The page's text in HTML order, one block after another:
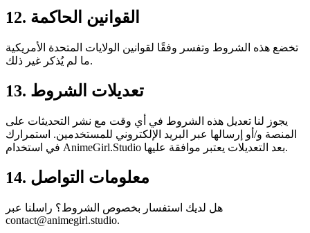
12. القوانين الحاكمة
تخضع هذه الشروط وتفسر وفقًا لقوانين الولايات المتحدة الأمريكية
ما لم يُذكر غير ذلك.
13. تعديلات الشروط
يجوز لنا تعديل هذه الشروط في أي وقت مع نشر التحديثات على
المنصة و/أو إرسالها عبر البريد الإلكتروني للمستخدمين. استمرارك
في استخدام AnimeGirl.Studio بعد التعديلات يعتبر موافقة عليها.
14. معلومات التواصل
هل لديك استفسار بخصوص الشروط؟ راسلنا عبر
contact@animegirl.studio.